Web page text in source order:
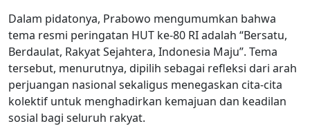
Dalam pidatonya, Prabowo mengumumkan bahwa
tema resmi peringatan HUT ke-80 RI adalah “Bersatu,
Berdaulat, Rakyat Sejahtera, Indonesia Maju”. Tema
tersebut, menurutnya, dipilih sebagai refleksi dari arah
perjuangan nasional sekaligus menegaskan cita-cita
kolektif untuk menghadirkan kemajuan dan keadilan
sosial bagi seluruh rakyat.